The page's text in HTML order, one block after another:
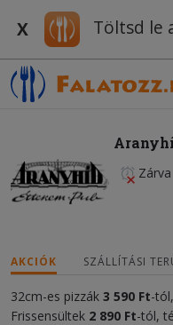
X Töltsd le
Zárva
AKCIÓK SZÁLLÍTÁSI
32cm-es pizzák 3 590 Ft-
Frissensültek 2 890 Ft-tól,